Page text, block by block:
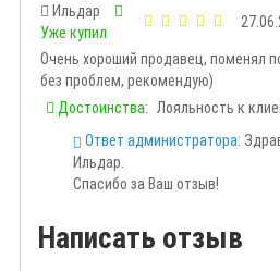
Ильдар
Уже купил
Очень хороший продавец, поменял
без проблем, рекомендую)
Достоинства: Лояльность к
Ответ администратора:
Ильдар.
Спасибо за Ваш отзыв!
Написать отзыв